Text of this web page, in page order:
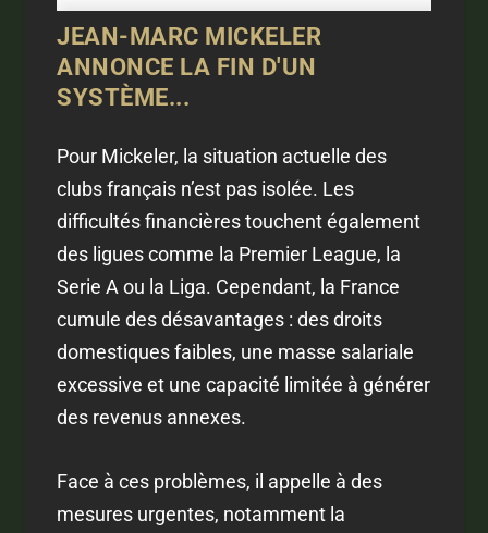
JEAN-MARC MICKELER
ANNONCE LA FIN D'UN
SYSTÈME...
Pour Mickeler, la situation actuelle des
clubs français n’est pas isolée. Les
difficultés financières touchent également
des ligues comme la Premier League, la
Serie A ou la Liga. Cependant, la France
cumule des désavantages : des droits
domestiques faibles, une masse salariale
excessive et une capacité limitée à générer
des revenus annexes.
Face à ces problèmes, il appelle à des
mesures urgentes, notamment la